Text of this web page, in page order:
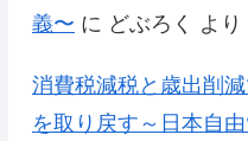
義〜 に どぶろく より
消費税減税と歳出削減
を取り戻す～日本自